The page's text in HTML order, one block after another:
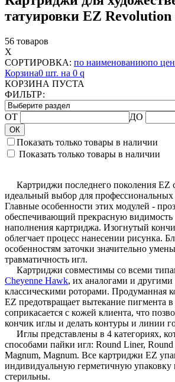
татуировки EZ Revolution
56 товаров
X
СОРТИРОВКА: по наименованиюпо
Корзина0 шт. на 0 q
КОРЗИНА ПУСТА
ФИЛЬТР:
ОТ ДО
ОК
Показать только товары в наличии
Показать только товары в наличии
Картриджи последнего поколения EZ
идеальный выбор для
Главные особенности этих модулей -
обеспечивающий прекрасную видимость
наполнения картриджа. Изогнутый
облегчает процесс нанесении рисунка.
особенностям заточки значительно
травматичность игл.
Картриджи совместимы со всеми
Cheyenne Hawk, их аналогами и
классическими роторами. Продуманная
EZ предотвращает вытекание пигмента в
соприкасается с кожей клиента, что
кончик иглы и делать контуры и линии
Иглы представлены в 4 категориях,
способами пайки игл: Round Liner, Round
Magnum, Magnum. Все картриджи EZ
индивидуальную герметичную упаковку
стерильны.